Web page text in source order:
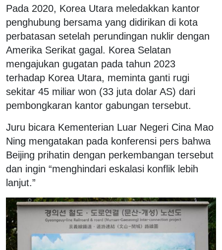
Pada 2020, Korea Utara meledakkan kantor
penghubung bersama yang didirikan di kota
perbatasan setelah perundingan nuklir dengan
Amerika Serikat gagal. Korea Selatan
mengajukan gugatan pada tahun 2023
terhadap Korea Utara, meminta ganti rugi
sekitar 45 miliar won (33 juta dolar AS) dari
pembongkaran kantor gabungan tersebut.
Juru bicara Kementerian Luar Negeri Cina Mao
Ning mengatakan pada konferensi pers bahwa
Beijing prihatin dengan perkembangan tersebut
dan ingin “menghindari eskalasi konflik lebih
lanjut.”